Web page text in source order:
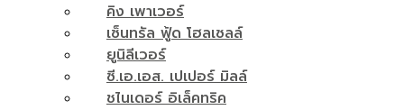
คิง เพาเวอร์
เซ็นทรัล ฟู้ด โฮลเซลล์
ยูนิลีเวอร์
ซี.เอ.เอส. เปเปอร์ มิลล์
ชไนเดอร์ อิเล็คทริค